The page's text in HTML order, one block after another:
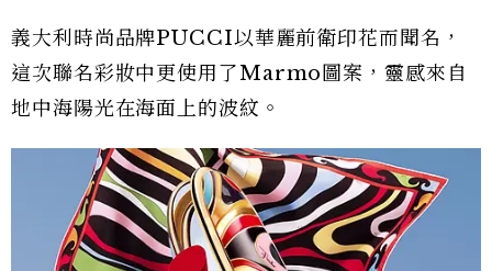
義大利時尚品牌PUCCI以華麗前衛印花而聞名，
這次聯名彩妝中更使用了Marmo圖案，靈感來自
地中海陽光在海面上的波紋。